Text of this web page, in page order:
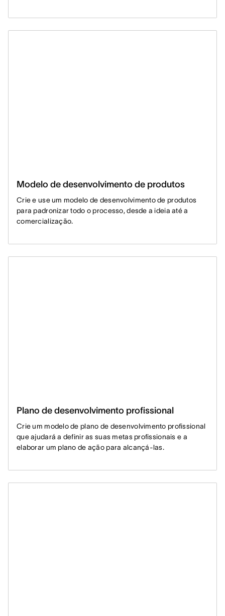
Modelo de desenvolvimento de produtos
Crie e use um modelo de desenvolvimento de produtos
para padronizar todo o processo, desde a ideia até a
comercialização.
Plano de desenvolvimento profissional
Crie um modelo de plano de desenvolvimento profissional
que ajudará a definir as suas metas profissionais e a
elaborar um plano de ação para alcançá-las.